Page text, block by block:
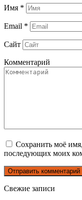
Имя *
Email *
Сайт
Комментарий
Сохранить моё
последующих моих
Свежие записи